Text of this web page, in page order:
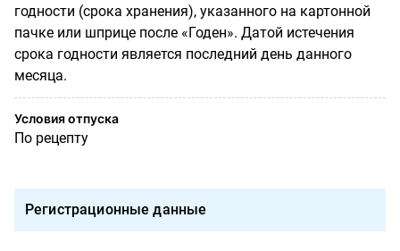
годности (срока хранения), указанного на картонной
пачке или шприце после «Годен». Датой истечения
срока годности является последний день данного
месяца.
Условия отпуска
По рецепту
Регистрационные данные